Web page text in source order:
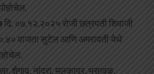
दि. ०७.१२.२०२५ रोजी छत्रपती शिवाजी
वाजता सुटेल आणि अमरावती येथे
शेगाव, नांदुरा, मलकापूर, भुसावळ,